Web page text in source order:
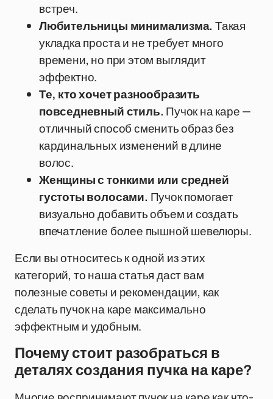
встреч.
Любительницы минимализма. Такая
укладка проста и не требует много
времени, но при этом выглядит
эффектно.
Те, кто хочет разнообразить
повседневный стиль. Пучок на каре —
отличный способ сменить образ без
кардинальных изменений в длине
волос.
Женщины с тонкими или средней
густоты волосами. Пучок помогает
визуально добавить объем и создать
впечатление более пышной шевелюры.
Если вы относитесь к одной из этих
категорий, то наша статья даст вам
полезные советы и рекомендации, как
сделать пучок на каре максимально
эффектным и удобным.
Почему стоит разобраться в
деталях создания пучка на каре?